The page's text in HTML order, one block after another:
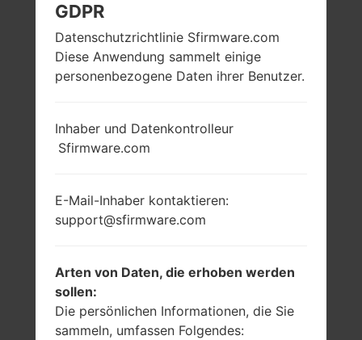
GDPR
Datenschutzrichtlinie Sfirmware.com
Diese Anwendung sammelt einige
personenbezogene Daten ihrer Benutzer.
Inhaber und Datenkontrolleur
Sfirmware.com
E-Mail-Inhaber kontaktieren:
support@sfirmware.com
Arten von Daten, die erhoben werden
sollen:
Die persönlichen Informationen, die Sie
sammeln, umfassen Folgendes: